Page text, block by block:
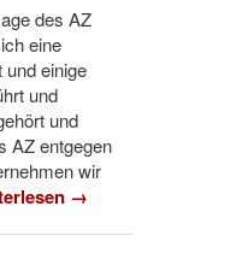
des AZ
eine
und einige
und
und
AZ entgegen
wir
→